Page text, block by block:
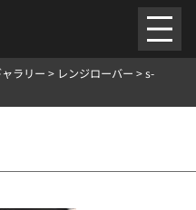
所在地
金
ラリー > レンジローバー >s-